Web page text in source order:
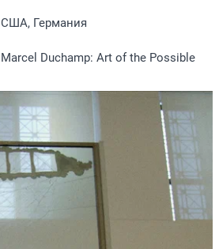
США, Германия
Marcel Duchamp: Art of the Possible